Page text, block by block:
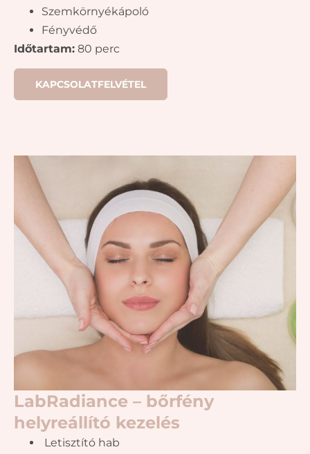
Szemkörnyékápoló
Fényvédő
Időtartam: 80 perc
KAPCSOLATFELVÉTEL
LabRadiance – bőrfény
helyreállító kezelés
Letisztító hab